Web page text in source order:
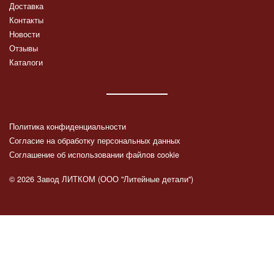
Доставка
Контакты
Новости
Отзывы
Каталоги
Политика конфиденциальности
Согласие на обработку персональных данных
Соглашение об использовании файлов cookie
© 2026 Завод ЛИТКОМ (ООО "Литейные детали")